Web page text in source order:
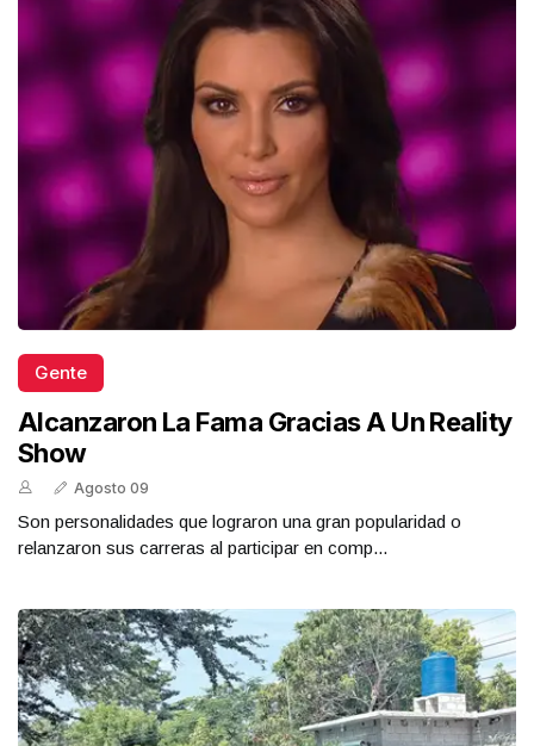
Gente
Alcanzaron La Fama Gracias A Un Reality
Show
Agosto 09
Son personalidades que lograron una gran popularidad o
relanzaron sus carreras al participar en comp...